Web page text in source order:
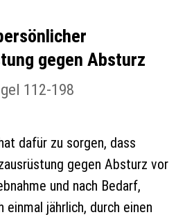
gegen Absturz
112-198
dafür zu sorgen, dass
gegen Absturz vor
und nach Bedarf,
einmal jährlich, durch einen